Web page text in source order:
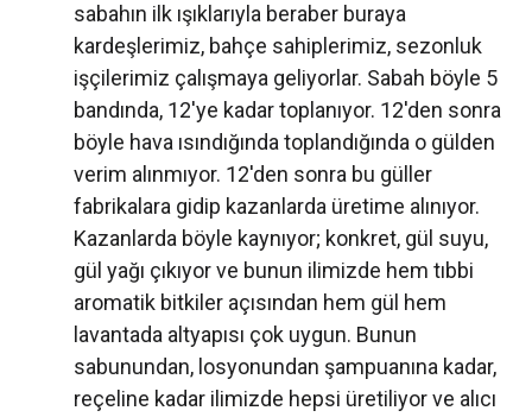
sabahın ilk ışıklarıyla beraber buraya
kardeşlerimiz, bahçe sahiplerimiz, sezonluk
işçilerimiz çalışmaya geliyorlar. Sabah böyle 5
bandında, 12'ye kadar toplanıyor. 12'den sonra
böyle hava ısındığında toplandığında o gülden
verim alınmıyor. 12'den sonra bu güller
fabrikalara gidip kazanlarda üretime alınıyor.
Kazanlarda böyle kaynıyor; konkret, gül suyu,
gül yağı çıkıyor ve bunun ilimizde hem tıbbi
aromatik bitkiler açısından hem gül hem
lavantada altyapısı çok uygun. Bunun
sabunundan, losyonundan şampuanına kadar,
reçeline kadar ilimizde hepsi üretiliyor ve alıcı